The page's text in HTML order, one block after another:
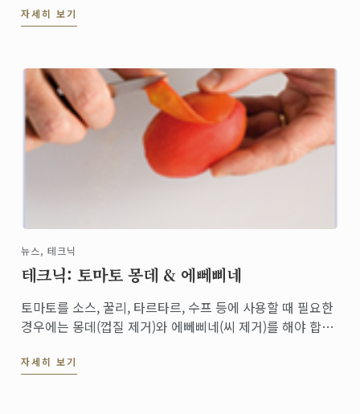
이 납니다. 냉동 보관이 용이하므로 한꺼번에 다량으로 준비
자세히 보기
뉴스, 테크닉
테크닉: 토마토 몽데 & 에뻬삐네
토마토를 소스, 꿀리, 타르타르, 수프 등에 사용할 때 필요한
경우에는 몽데(껍질 제거)와 에뻬삐네(씨 제거)를 해야 합니
세요!
자세히 보기